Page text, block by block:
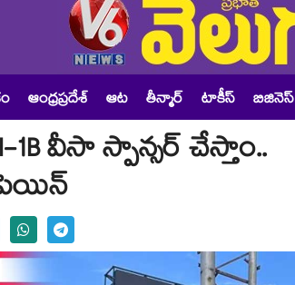
ఆంధ్రప్రదేశ్ ఆట తీన్మార్ టాకీస్ బిజినెస్
వీసా స్పాన్సర్ చేస్తాం..